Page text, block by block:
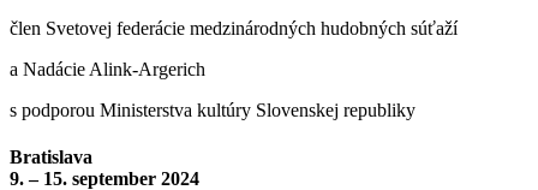
člen Svetovej federácie medzinárodných hudobných súťaží
a Nadácie Alink-Argerich
s podporou Ministerstva kultúry Slovenskej republiky
Bratislava
9. – 15. september 2024